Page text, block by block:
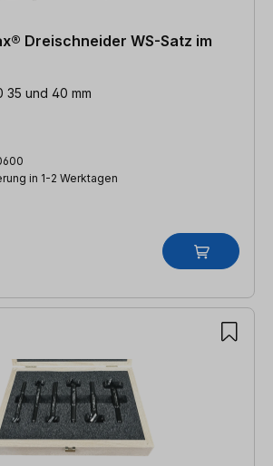
Dreischneider WS-Satz im
35 und 40 mm
in 1-2 Werktagen